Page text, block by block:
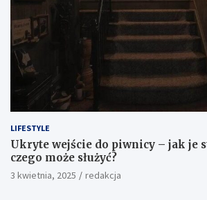
LIFESTYLE
Ukryte wejście do piwnicy – jak je
czego może służyć?
3 kwietnia, 2025 redakcja